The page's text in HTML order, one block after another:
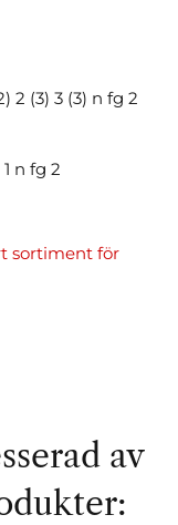
2 (3) 3 (3) n fg 2
1 n fg 2
sortiment för
av